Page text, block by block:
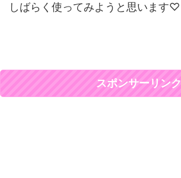
しばらく使ってみようと思います♡
スポンサーリンク